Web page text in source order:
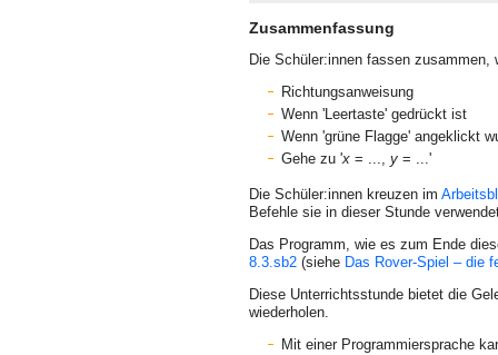
Zusammenfassung
Die Schüler:innen fassen zusammen,
Richtungsanweisung
Wenn 'Leertaste' gedrückt ist
Wenn 'grüne Flagge' angeklickt
Gehe zu 'x = ...,y = ...'
Die Schüler:innen kreuzen im
Befehle sie in dieser Stunde
Das Programm, wie es zum Ende
8.3.sb2 (siehe Das Rover-Spiel – die
Diese Unterrichtsstunde bietet die
wiederholen.
Mit einer Programmiersprache